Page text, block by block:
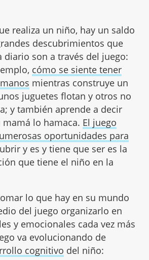
realiza un niño, hay un saldo
descubrimientos que
diario son a través del juego:
cómo se siente tener
mientras construye un
juguetes flotan y otros no
y también aprende a decir
lo hamaca. El juego
oportunidades para
y es y tiene que ser es la
que tiene el niño en la
lo que hay en su mundo
del juego organizarlo en
y emocionales cada vez más
va evolucionando de
cognitivo del niño: